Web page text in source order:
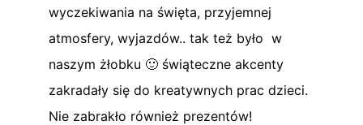
wyczekiwania na święta, przyjemnej
atmosfery, wyjazdów.. tak też było w
naszym żłobku 🙂 świąteczne akcenty
zakradały się do kreatywnych prac dzieci.
Nie zabrakło również prezentów!